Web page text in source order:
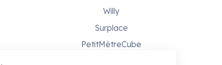
Willy
Surplace
PetitMètreCube